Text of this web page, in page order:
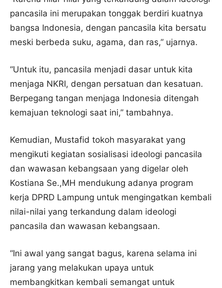
pancasila ini merupakan tonggak berdiri kuatnya
bangsa Indonesia, dengan pancasila kita bersatu
meski berbeda suku, agama, dan ras,” ujarnya.
“Untuk itu, pancasila menjadi dasar untuk kita
menjaga NKRI, dengan persatuan dan kesatuan.
Berpegang tangan menjaga Indonesia ditengah
kemajuan teknologi saat ini,” tambahnya.
Kemudian, Mustafid tokoh masyarakat yang
mengikuti kegiatan sosialisasi ideologi pancasila
dan wawasan kebangsaan yang digelar oleh
Kostiana Se.,MH mendukung adanya program
kerja DPRD Lampung untuk mengingatkan kembali
nilai-nilai yang terkandung dalam ideologi
pancasila dan wawasan kebangsaan.
“Ini awal yang sangat bagus, karena selama ini
jarang yang melakukan upaya untuk
membangkitkan kembali semangat untuk